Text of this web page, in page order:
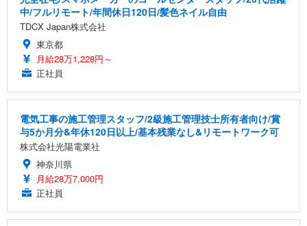
中/フルリモート/年間休日120日/髪色ネイル自由
TDCX Japan株式会社
東京都
月給28万1,228円～
正社員
電気工事の施工管理スタッフ/2級施工管理技士所有者向け/賞
与5か月分&年休120日以上/基本残業なし&リモートワーク可
株式会社光陽電業社
神奈川県
月給28万7,000円
正社員